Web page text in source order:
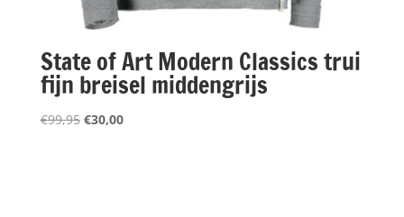
State of Art Modern Classics trui
fijn breisel middengrijs
€99,95 Oorspronkelijke
€30,00Huidige